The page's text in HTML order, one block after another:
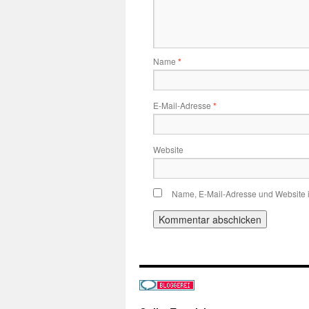
Name *
E-Mail-Adresse *
Website
Name, E-Mail-Adresse und